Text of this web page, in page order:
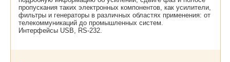
пропускания таких электронных компонентов, как усилители,
фильтры и генераторы в различных областях применения: от
телекоммуникаций до промышленных систем.
Интерфейсы USB, RS-232.